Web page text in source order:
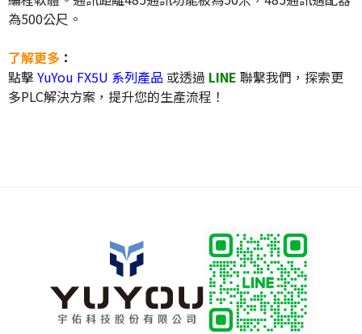
為500公尺。
了解更多 ：
點擊YuYou FX5U 系列產品 或透過 LINE 聯繫我們，探索更
多PLC解決方案，提升您的生產流程！